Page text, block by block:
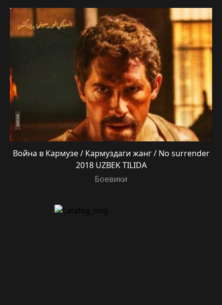
Война в Кармузе / Кармуздаги жанг / No surrender
2018 UZBEK TILIDA
Боевики